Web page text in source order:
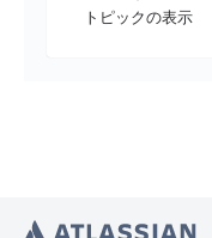
トピックの表示